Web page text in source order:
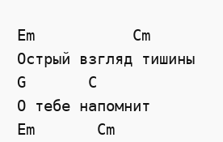
Em           Cm
Острый взгляд тишины
G       C
О тебе напомнит
Em       Cm